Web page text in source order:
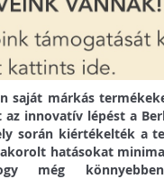
saját márkás
innovatív lépést a
során kiértékelték a
hatásokat
még